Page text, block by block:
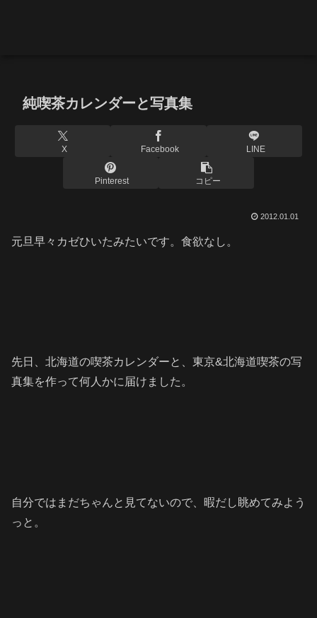
純喫茶カレンダーと写真集
X Facebook LINE
Pinterest コピー
2012.01.01
元旦早々カゼひいたみたいです。食欲なし。
先日、北海道の喫茶カレンダーと、東京&北海道喫茶の写
真集を作って何人かに届けました。
自分ではまだちゃんと見てないので、暇だし眺めてみよう
っと。